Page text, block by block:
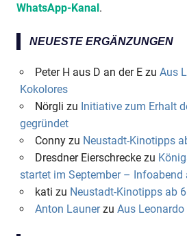
WhatsApp-Kanal.
NEUESTE ERGÄNZUNGEN
Peter H aus D an der Ezu Aus
Kokolores
Nörgli zu Initiative zum Erhalt
gegründet
Connyzu Neustadt-Kinotipps
Dresdner Eierschreckezu
startet im September – Infoabend
kati zu Neustadt-Kinotipps ab
Anton Launerzu Aus